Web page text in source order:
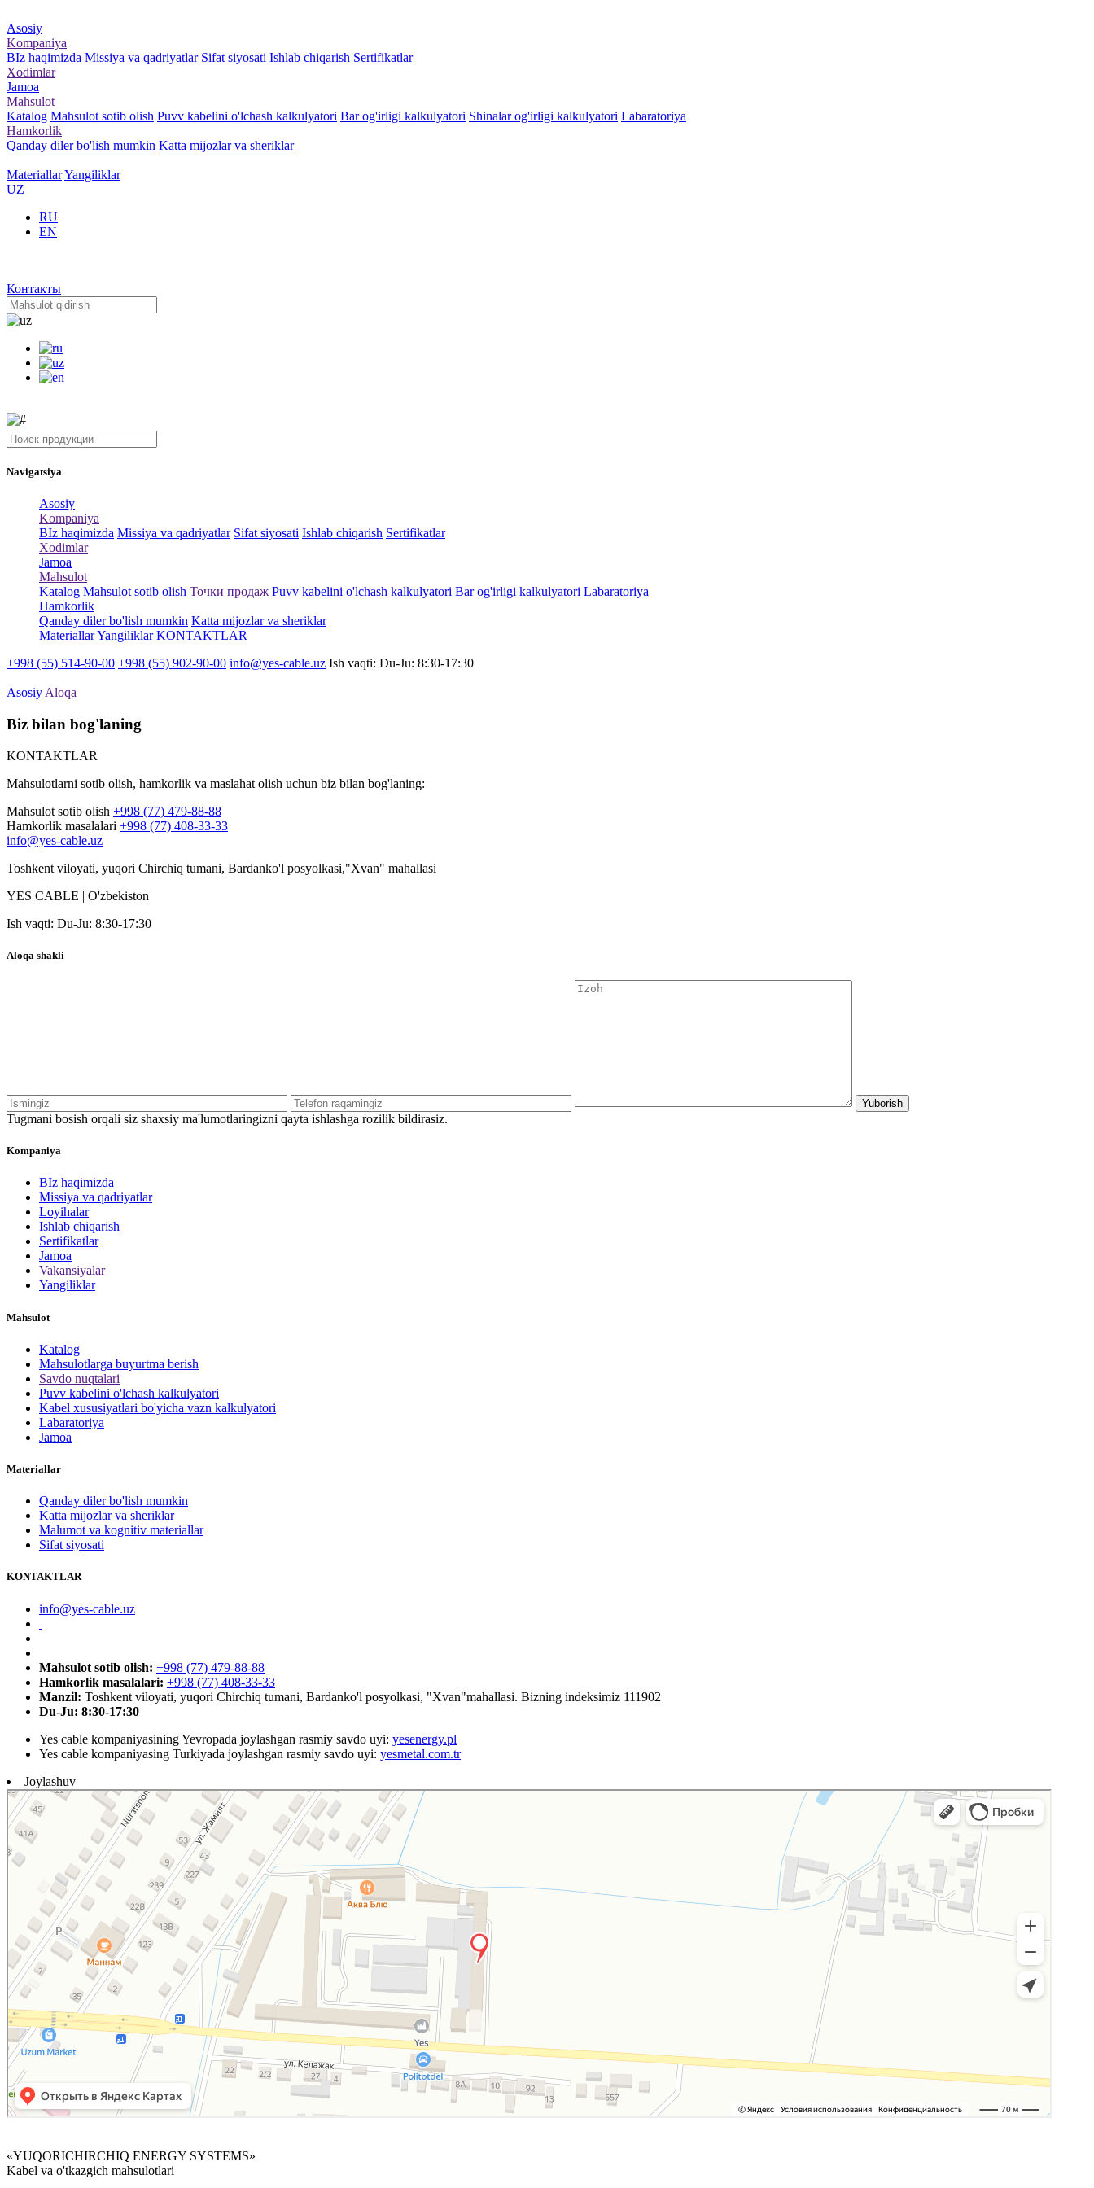
Asosiy
Kompaniya
BIz haqimizda Missiya va qadriyatlar Sifat siyosati Ishlab chiqarish Sertifikatlar
Xodimlar
Jamoa
Mahsulot
Katalog Mahsulot sotib olish Puvv kabelini o'lchash kalkulyatori Bar og'irligi kalkulyatori Shinalar og'irligi kalkulyatori Labaratoriya
Hamkorlik
Qanday diler bo'lish mumkin Katta mijozlar va sheriklar
MateriallarYangiliklar
UZ
RU
EN
Контакты
Navigatsiya
Asosiy
Kompaniya
BIz haqimizda Missiya va qadriyatlar Sifat siyosati Ishlab chiqarish Sertifikatlar
Xodimlar
Jamoa
Mahsulot
Katalog Mahsulot sotib olish Точки продаж Puvv kabelini o'lchash kalkulyatori Bar og'irligi kalkulyatori Labaratoriya
Hamkorlik
Qanday diler bo'lish mumkin Katta mijozlar va sheriklar
MateriallarYangiliklar KONTAKTLAR
+998 (55) 514-90-00 +998 (55) 902-90-00 info@yes-cable.uz Ish vaqti: Du-Ju: 8:30-17:30
Asosiy Aloqa
Biz bilan bog'laning
KONTAKTLAR
Mahsulotlarni sotib olish, hamkorlik va maslahat olish uchun biz bilan bog'laning:
Mahsulot sotib olish +998 (77) 479-88-88
Hamkorlik masalalari +998 (77) 408-33-33
info@yes-cable.uz
Toshkent viloyati, yuqori Chirchiq tumani, Bardanko'l posyolkasi,"Xvan" mahallasi
YES CABLE | O'zbekiston
Ish vaqti: Du-Ju: 8:30-17:30
Aloqa shakli
Tugmani bosish orqali siz shaxsiy ma'lumotlaringizni qayta ishlashga rozilik bildirasiz.
Kompaniya
BIz haqimizda
Missiya va qadriyatlar
Loyihalar
Ishlab chiqarish
Sertifikatlar
Jamoa
Vakansiyalar
Yangiliklar
Mahsulot
Katalog
Mahsulotlarga buyurtma berish
Savdo nuqtalari
Puvv kabelini o'lchash kalkulyatori
Kabel xususiyatlari bo'yicha vazn kalkulyatori
Labaratoriya
Jamoa
Materiallar
Qanday diler bo'lish mumkin
Katta mijozlar va sheriklar
Malumot va kognitiv materiallar
Sifat siyosati
KONTAKTLAR
info@yes-cable.uz
Mahsulot sotib olish: +998 (77) 479-88-88
Hamkorlik masalalari: +998 (77) 408-33-33
Manzil: Toshkent viloyati, yuqori Chirchiq tumani, Bardanko'l posyolkasi, "Xvan"mahallasi. Bizning indeksimiz 111902
Du-Ju: 8:30-17:30
Yes cable kompaniyasining Yevropada joylashgan rasmiy savdo uyi: yesenergy.pl
Yes cable kompaniyasing Turkiyada joylashgan rasmiy savdo uyi: yesmetal.com.tr
Joylashuv
«YUQORICHIRCHIQ ENERGY SYSTEMS»
Kabel va o'tkazgich mahsulotlari